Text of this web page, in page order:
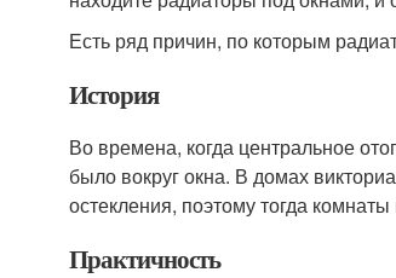
Есть ряд причин, по которым
История
Во времена, когда центральное
было вокруг окна. В домах
остекления, поэтому тогда
Практичность